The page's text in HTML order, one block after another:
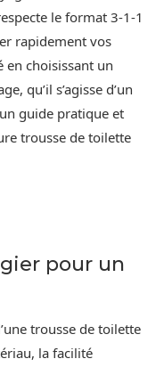
le format 3-1-1
rapidement vos
en choisissant un
qu’il s’agisse d’un
guide pratique et
trousse de toilette
pour un
trousse de toilette
la facilité